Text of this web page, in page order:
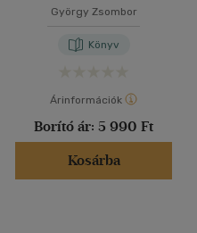
György Zsombor
Könyv
Árinformációk
Borító ár: 5 990 Ft
Kosárba